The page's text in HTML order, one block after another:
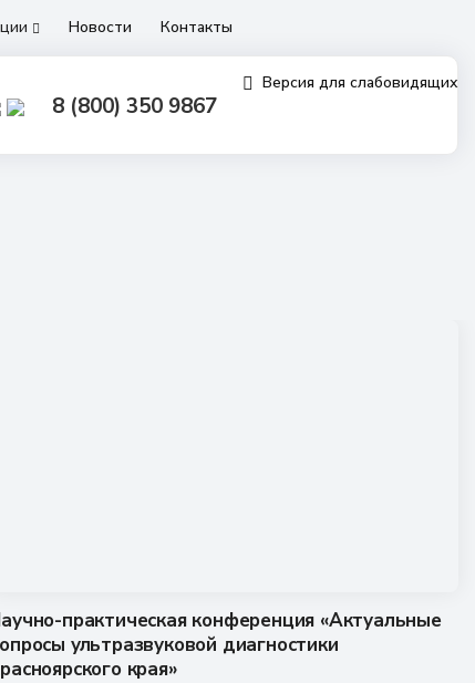
Новости Контакты
Версия для слабовидящих
8 (800) 350 9867
практическая конференция «Актуальные
ультразвуковой диагностики
края»